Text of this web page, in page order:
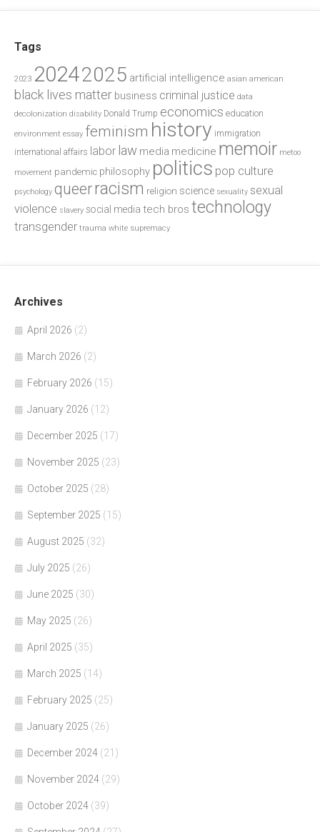
Tags
2023 20242025 artificial intelligence asian american
black lives matter business criminal justice data
decolonization disability Donald Trump economics education
environment essay feminism history immigration
international affairs labor law media medicine memoir metoo
movement pandemic philosophy politics pop culture
psychology queerracism religion science sexuality sexual
violence slavery social media tech bros technology
transgender trauma white supremacy
Archives
April 2026 (2)
March 2026 (2)
February 2026 (15)
January 2026 (12)
December 2025 (17)
November 2025 (23)
October 2025 (28)
September 2025 (15)
August 2025 (32)
July 2025 (26)
June 2025 (30)
May 2025 (26)
April 2025 (35)
March 2025 (14)
February 2025 (25)
January 2025 (26)
December 2024 (21)
November 2024 (29)
October 2024 (39)